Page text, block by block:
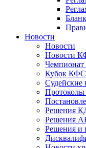
Новости
Новости
Новости
Кубок КФС
Судейские
Протоколы
Решения
Решения
Решения и